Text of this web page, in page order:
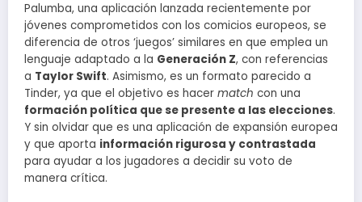
Palumba, una aplicación lanzada recientemente por
jóvenes comprometidos con los comicios europeos, se
diferencia de otros ‘juegos’ similares en que emplea un
lenguaje adaptado a la Generación Z, con referencias
a Taylor Swift. Asimismo, es un formato parecido a
Tinder, ya que el objetivo es hacer match con una
formación política que se presente a las elecciones.
Y sin olvidar que es una aplicación de expansión europea
y que aporta información rigurosa y contrastada
para ayudar a los jugadores a decidir su voto de
manera crítica.